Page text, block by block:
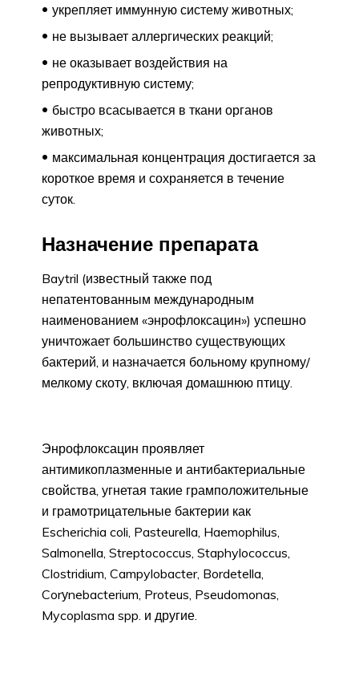
укрепляет иммунную систему животных;
не вызывает аллергических реакций;
не оказывает воздействия на
репродуктивную систему;
быстро всасывается в ткани органов
животных;
максимальная концентрация достигается за
короткое время и сохраняется в течение
суток.
Назначение препарата
Baytril (известный также под
непатентованным международным
наименованием «энрофлоксацин») успешно
уничтожает большинство существующих
бактерий, и назначается больному крупному/
мелкому скоту, включая домашнюю птицу.
Энрофлоксацин проявляет
антимикоплазменные и антибактериальные
свойства, угнетая такие грамположительные
и грамотрицательные бактерии как
Escherichia coli, Pasteurella, Haemophilus,
Salmonella, Streptococcus, Staphylococcus,
Clostridium, Campylobacter, Bordetella,
Corуnebacterium, Proteus, Pseudomonas,
Mycoplasma spp. и другие.